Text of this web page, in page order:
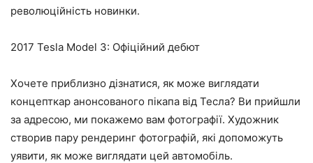
революційність новинки.
2017 Tesla Model 3: Офіційний дебют
Хочете приблизно дізнатися, як може виглядати
концепткар анонсованого пікапа від Тесла? Ви прийшли
за адресою, ми покажемо вам фотографії. Художник
створив пару рендеринг фотографій, які допоможуть
уявити, як може виглядати цей автомобіль.